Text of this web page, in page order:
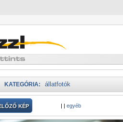
KATEGÓRIA: állatfotók
KÉP | | egyéb